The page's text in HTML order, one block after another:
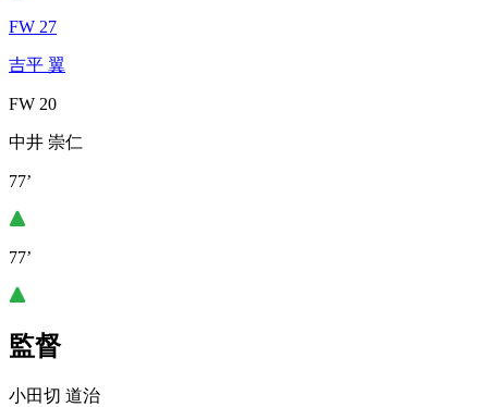
FW 27
吉平 翼
FW 20
中井 崇仁
77’
77’
監督
小田切 道治